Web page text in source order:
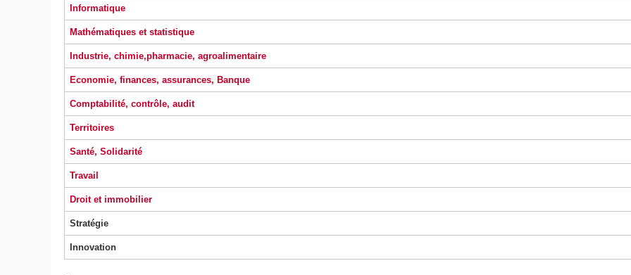
Informatique
Mathématiques et statistique
Industrie, chimie,pharmacie, agroalimentaire
Economie, finances, assurances, Banque
Comptabilité, contrôle, audit
Territoires
Santé, Solidarité
Travail
Droit et immobilier
Stratégie
Innovation